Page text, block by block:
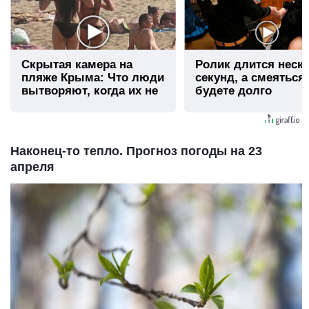
Скрытая камера на
пляже Крыма: Что люди
вытворяют, когда их не
Ролик длится
секунд, а
будете долго
Наконец-то тепло. Прогноз погоды на 23
апреля